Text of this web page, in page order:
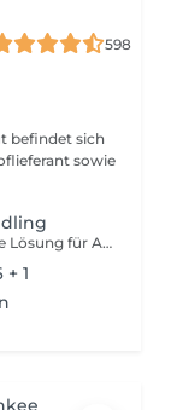
598
sowie
Pollogen DIVINE bietet eine absolut wirksame Lösung für Anti-Aging-Behandlungen, aber auch für schwieriger zu behandelnde Bereiche wie Hals, Lippenkonturen und Augen. Es ist eine einzigartige Kombination von 3 medizinisch-ästhetischen Technologien (VoluDerm Microneedling RF + TriFractional + Ultraschall), die die Erneuerung der Dermis und der Epidermis ermöglicht. Das Ergebnis ist signifikant und deutlich sichtbar, die Haut sieht jung aus. Das DIVINE Pollogen bietet mehr Volumen, Reduzierung von Narben, Straffung der Haut und dies ohne Schmerzen, ohne Blutergüsse, ohne Blutungen und ohne Revalidationszeit.
1